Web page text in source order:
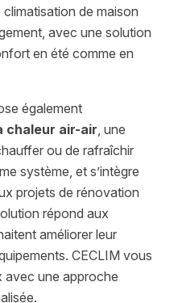
de maison
avec une solution
en été comme en
également
chaleur air-air, une
ou de rafraîchir
système, et s’intègre
projets de rénovation
répond aux
améliorer leur
CECLIM vous
une approche